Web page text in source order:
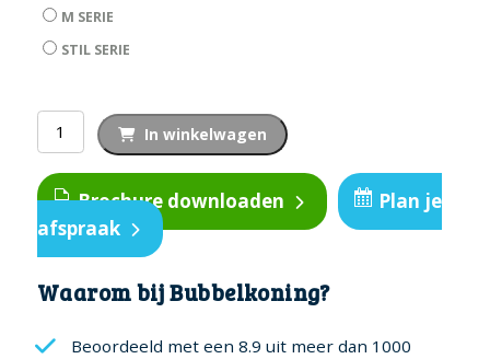
M SERIE
STIL SERIE
NeckEase
Jetpak
™
aantal
In winkelwagen
Brochure downloaden
Plan je
afspraak
Waarom bij Bubbelkoning?
Beoordeeld met een 8.9 uit meer dan 1000